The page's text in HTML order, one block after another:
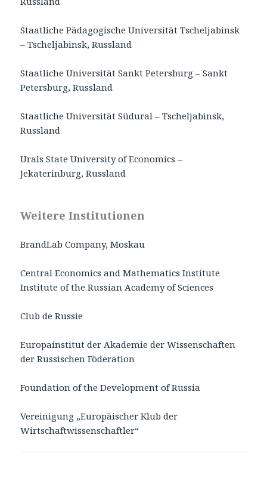
Staatliche Pädagogische Universität Tscheljabinsk
– Tscheljabinsk, Russland
Staatliche Universität Sankt Petersburg – Sankt
Petersburg, Russland
Staatliche Universität Südural – Tscheljabinsk,
Russland
Urals State University of Economics –
Jekaterinburg, Russland
Weitere Institutionen
BrandLab Company, Moskau
Central Economics and Mathematics Institute
Institute of the Russian Academy of Sciences
Club de Russie
Europainstitut der Akademie der Wissenschaften
der Russischen Föderation
Foundation of the Development of Russia
Vereinigung „Europäischer Klub der
Wirtschaftwissenschaftler“